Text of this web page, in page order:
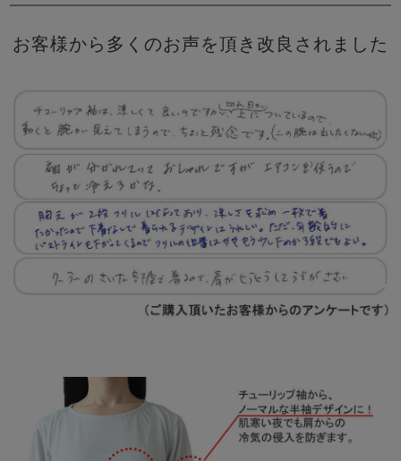
お客様から多くのお声を頂き改良されました